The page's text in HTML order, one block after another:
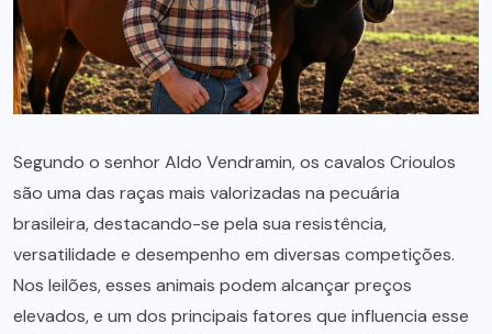
Segundo o senhor Aldo Vendramin, os cavalos Crioulos
são uma das raças mais valorizadas na pecuária
brasileira, destacando-se pela sua resistência,
versatilidade e desempenho em diversas competições.
Nos leilões, esses animais podem alcançar preços
elevados, e um dos principais fatores que influencia esse